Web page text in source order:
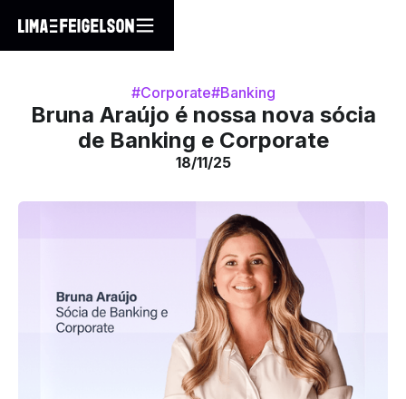
#Corporate#Banking
Bruna Araújo é nossa nova sócia
de Banking e Corporate
18/11/25